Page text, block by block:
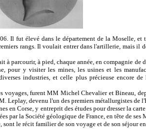
Il fut élevé dans le département de la Moselle, et
rangs. Il voulait entrer dans l'artillerie, mais il
parcourir, à pied, chaque année, en compagnie de
pour y visiter les mines, les usines et les
industries, et celle plus précieuse encore
voyages, furent MM Michel Chevalier et Bineau,
Leplay, devenu l'un des premiers métallurgistes de
en Corse, y entreprit des études pour dresser la
par la Société géologique de France, en tête de ses
sont le récit familier de son voyage et de son séjour